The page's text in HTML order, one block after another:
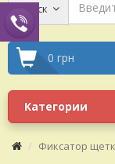
Поиск
0 грн
Категории
Фиксатор